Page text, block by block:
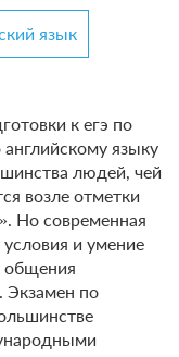
язык
к егэ по
языку
людей, чей
возле отметки
Но современная
и умение
общения
Экзамен по